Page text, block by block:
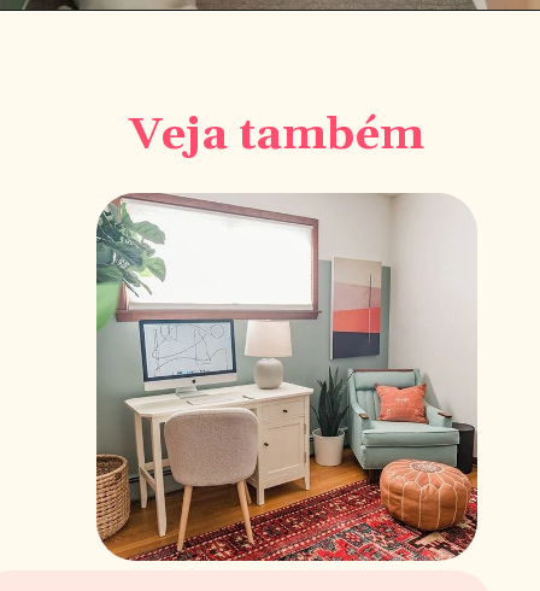
Veja também